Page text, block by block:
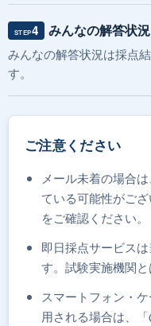
STEP4 みんなの解答状
みんなの解答状況は採点
す。
ご注意ください
メール未着の場合
ている可能性がご
をご確認ください。
即日採点サービス
す。試験実施機関と
スマートフォン・
用される場合は、